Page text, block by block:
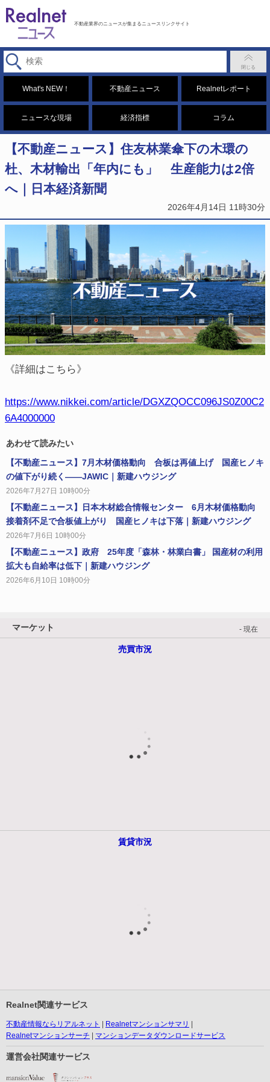
不動産業界のニュースが集まるニュースリンクサイト
What's NEW！ 不動産ニュース Realnetレポート
ニュースな現場 経済指標 コラム
【不動産ニュース】住友林業傘下の木環の
杜、木材輸出「年内にも」 生産能力は2倍
へ｜日本経済新聞
2026年4月14日 11時30分
《詳細はこちら》
https://www.nikkei.com/article/DGXZQOCC096JS0Z00C2
6A4000000
あわせて読みたい
【不動産ニュース】7月木材価格動向 合板は再値上げ 国産ヒノキ
の値下がり続く――JAWIC｜新建ハウジング
2026年7月27日 10時00分
【不動産ニュース】日本木材総合情報センター 6月木材価格動向
接着剤不足で合板値上がり 国産ヒノキは下落｜新建ハウジング
2026年7月6日 10時00分
【不動産ニュース】政府 25年度「森林・林業白書」 国産材の利用
拡大も自給率は低下｜新建ハウジング
2026年6月10日 10時00分
マーケット - 現在
売買市況
賃貸市況
Realnet関連サービス
不動産情報ならリアルネット
Realnetマンションサマリ
Realnetマンションサーチ
マンションデータダウンロードサービス
運営会社関連サービス